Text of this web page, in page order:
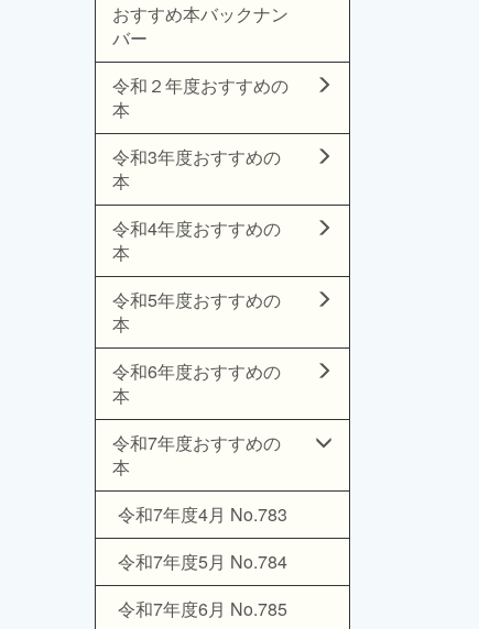
おすすめ本バックナン
バー
令和２年度おすすめの
本
令和3年度おすすめの
本
令和4年度おすすめの
本
令和5年度おすすめの
本
令和6年度おすすめの
本
令和7年度おすすめの
本
令和7年度4月 No.783
令和7年度5月 No.784
令和7年度6月 No.785